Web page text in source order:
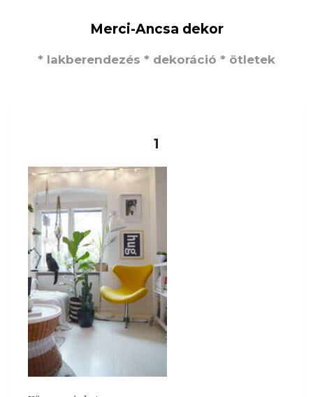
Merci-Ancsa dekor
* lakberendezés * dekoráció * ötletek
1